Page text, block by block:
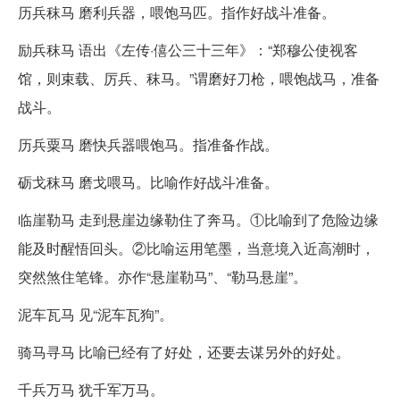
历兵秣马 磨利兵器，喂饱马匹。指作好战斗准备。
励兵秣马 语出《左传·僖公三十三年》：“郑穆公使视客
馆，则束载、厉兵、秣马。”谓磨好刀枪，喂饱战马，准备
战斗。
历兵粟马 磨快兵器喂饱马。指准备作战。
砺戈秣马 磨戈喂马。比喻作好战斗准备。
临崖勒马 走到悬崖边缘勒住了奔马。①比喻到了危险边缘
能及时醒悟回头。②比喻运用笔墨，当意境入近高潮时，
突然煞住笔锋。亦作“悬崖勒马”、“勒马悬崖”。
泥车瓦马 见“泥车瓦狗”。
骑马寻马 比喻已经有了好处，还要去谋另外的好处。
千兵万马 犹千军万马。